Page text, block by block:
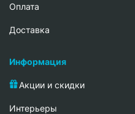
Oплата
Доставка
Информация
Акции и скидки
Интерьеры